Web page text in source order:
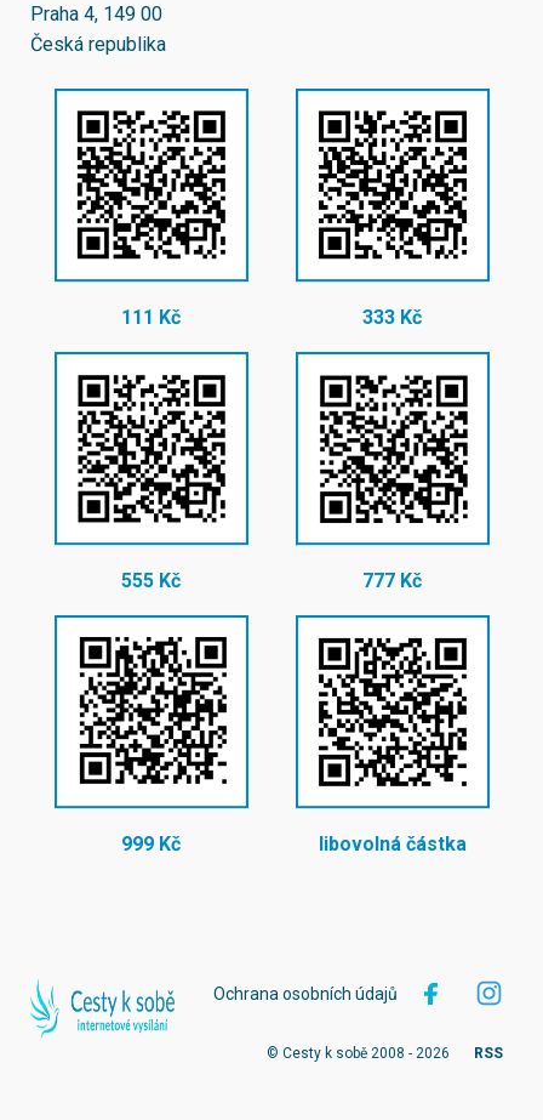
Praha 4, 149 00
Česká republika
111 Kč 333 Kč
555 Kč 777 Kč
999 Kč libovolná částka
Ochrana osobních údajů
© Cesty k sobě 2008 - 2026 RSS